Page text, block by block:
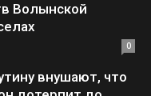
Волынской
0
внушают, что